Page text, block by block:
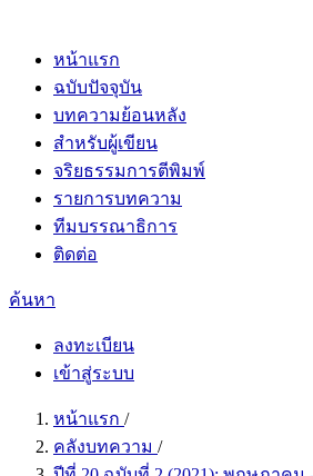
หน้าแรก
ฉบับปัจจุบัน
บทความย้อนหลัง
สำหรับผู้เขียน
จริยธรรมการตีพิมพ์
รายการบทความ
ทีมบรรณาธิการ
ติดต่อ
ค้นหา
ลงทะเบียน
เข้าสู่ระบบ
หน้าแรก /
คลังบทความ /